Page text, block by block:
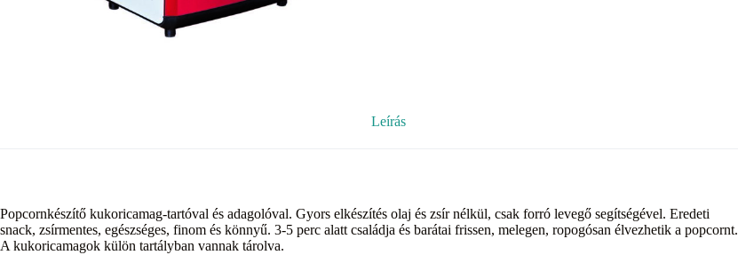
Leírás
Popcornkészítő kukoricamag-tartóval és adagolóval. Gyors elkészítés olaj és zsír nélkül, csak forró levegő segítségével. Eredeti
snack, zsírmentes, egészséges, finom és könnyű. 3-5 perc alatt családja és barátai frissen, melegen, ropogósan élvezhetik a popcornt.
A kukoricamagok külön tartályban vannak tárolva.